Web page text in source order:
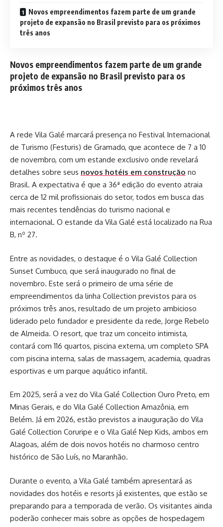
Novos empreendimentos fazem parte de um grande
projeto de expansão no Brasil previsto para os próximos
três anos
Novos empreendimentos fazem parte de um grande
projeto de expansão no Brasil previsto para os
próximos três anos
A rede Vila Galé marcará presença no Festival Internacional
de Turismo (Festuris) de Gramado, que acontece de 7 a 10
de novembro, com um estande exclusivo onde revelará
detalhes sobre seus novos hotéis em construção no
Brasil. A expectativa é que a 36ª edição do evento atraia
cerca de 12 mil profissionais do setor, todos em busca das
mais recentes tendências do turismo nacional e
internacional. O estande da Vila Galé está localizado na Rua
B, nº 27.
Entre as novidades, o destaque é o Vila Galé Collection
Sunset Cumbuco, que será inaugurado no final de
novembro. Este será o primeiro de uma série de
empreendimentos da linha Collection previstos para os
próximos três anos, resultado de um projeto ambicioso
liderado pelo fundador e presidente da rede, Jorge Rebelo
de Almeida. O resort, que traz um conceito intimista,
contará com 116 quartos, piscina externa, um completo SPA
com piscina interna, salas de massagem, academia, quadras
esportivas e um parque aquático infantil.
Em 2025, será a vez do Vila Galé Collection Ouro Preto, em
Minas Gerais, e do Vila Galé Collection Amazônia, em
Belém. Já em 2026, estão previstos a inauguração do Vila
Galé Collection Coruripe e o Vila Galé Nep Kids, ambos em
Alagoas, além de dois novos hotéis no charmoso centro
histórico de São Luís, no Maranhão.
Durante o evento, a Vila Galé também apresentará as
novidades dos hotéis e resorts já existentes, que estão se
preparando para a temporada de verão. Os visitantes ainda
poderão conhecer mais sobre as opções de hospedagem